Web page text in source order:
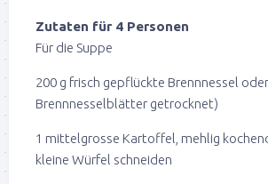
Zutaten für 4 Personen
Für die Suppe
200 g frisch gepflückte Brennnessel
Brennnesselblätter getrocknet)
1 mittelgrosse Kartoffel, mehlig
kleine Würfel schneiden